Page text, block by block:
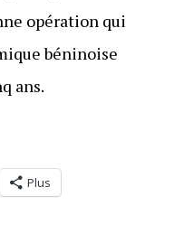
opération qui
béninoise
ans.
Plus